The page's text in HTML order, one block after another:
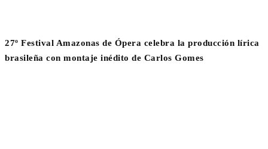
27º Festival Amazonas de Ópera celebra la producción lírica
brasileña con montaje inédito de Carlos Gomes